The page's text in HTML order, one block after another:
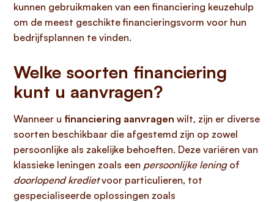
kunnen gebruikmaken van een financiering keuzehulp
om de meest geschikte financieringsvorm voor hun
bedrijfsplannen te vinden.
Welke soorten financiering
kunt u aanvragen?
Wanneer u financiering aanvragen wilt, zijn er diverse
soorten beschikbaar die afgestemd zijn op zowel
persoonlijke als zakelijke behoeften. Deze variëren van
klassieke leningen zoals een persoonlijke leningof
doorlopend kredietvoor particulieren, tot
gespecialiseerde oplossingen zoals